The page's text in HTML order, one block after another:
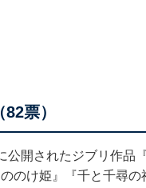
票）
公開されたジブリ作品
のけ姫』『千と千尋